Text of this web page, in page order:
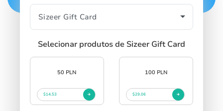
Selecionar produtos de Sizeer Gift Card
50 PLN
$14.53
100 PLN
$29.06